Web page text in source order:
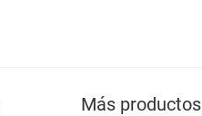
Más productos